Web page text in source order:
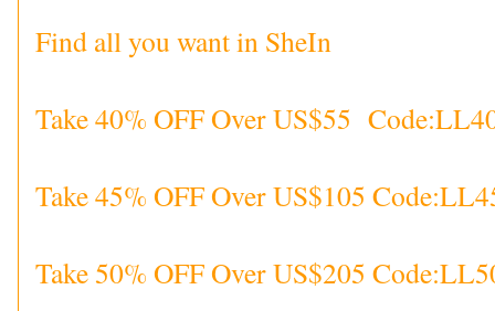
Find all you want in SheIn
Take 40% OFF Over US$55
Take 45% OFF Over US$105
Take 50% OFF Over US$205